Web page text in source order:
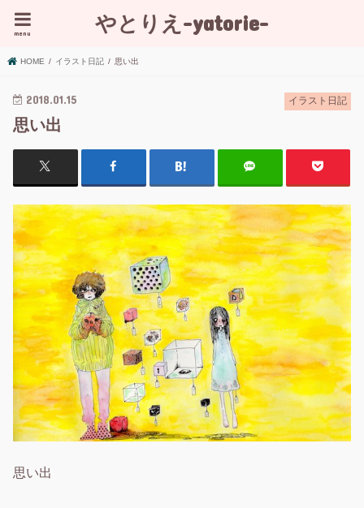
やとりえ-yatorie-
menu
HOME イラスト日記 思い出
イラスト日記
2018.01.15
思い出
思い出